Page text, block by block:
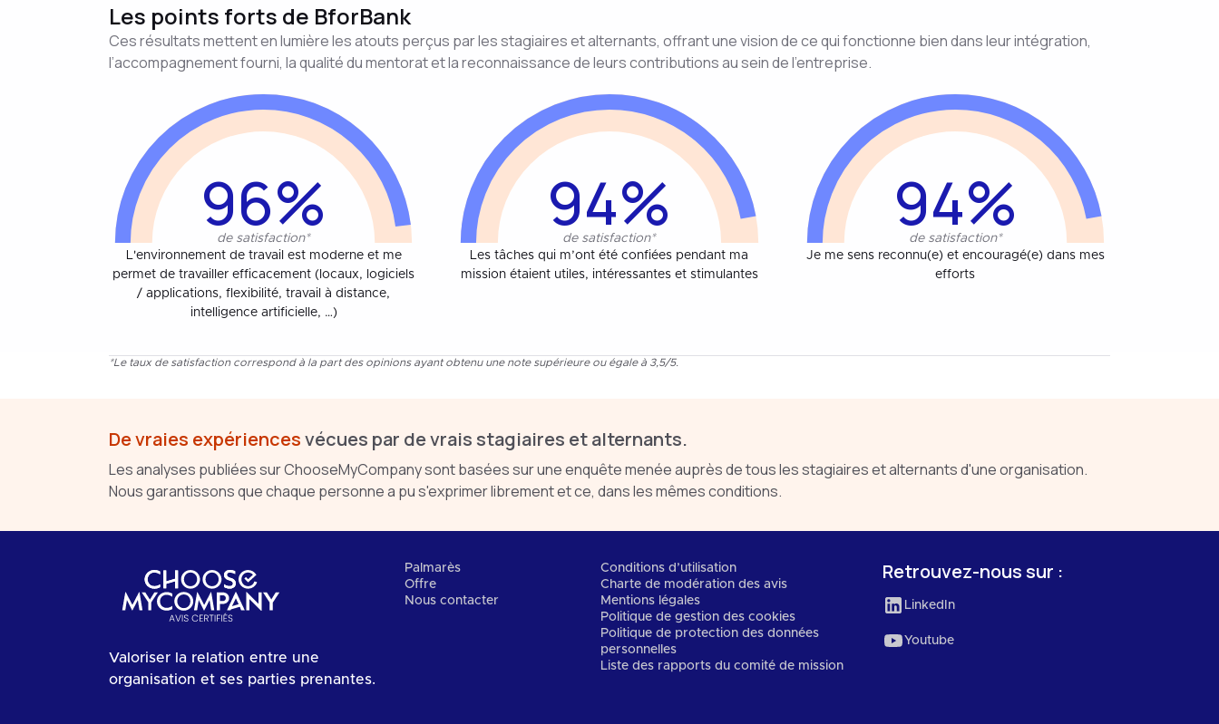
Les points forts de BforBank
Ces résultats mettent en lumière les atouts perçus par les stagiaires et alternants, offrant une vision de ce qui fonctionne bien dans leur intégration,
l’accompagnement fourni, la qualité du mentorat et la reconnaissance de leurs contributions au sein de l’entreprise.
96%
de satisfaction*
L'environnement de travail est moderne et me
permet de travailler efficacement (locaux, logiciels
/ applications, flexibilité, travail à distance,
intelligence artificielle, …)
94%
de satisfaction*
Les tâches qui m’ont été confiées pendant ma
mission étaient utiles, intéressantes et stimulantes
94%
de satisfaction*
Je me sens reconnu(e) et encouragé(e) dans mes
efforts
*Le taux de satisfaction correspond à la part des opinions ayant obtenu une note supérieure ou égale à 3,5/5.
De vraies expériencesvécues par de vrais stagiaires et alternants.
Les analyses publiées sur ChooseMyCompany sont basées sur une enquête menée auprès de tous les stagiaires et alternants d'une organisation.
Nous garantissons que chaque personne a pu s'exprimer librement et ce, dans les mêmes conditions.
Valoriser la relation entre une
organisation et ses parties prenantes.
Palmarès
Offre
Nous contacter
Conditions d’utilisation
Charte de modération des avis
Mentions légales
Politique de gestion des cookies
Politique de protection des données
personnelles
Liste des rapports du comité de mission
Retrouvez-nous sur :
LinkedIn
Youtube